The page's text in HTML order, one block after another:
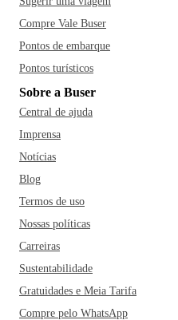
Compre Vale Buser
Pontos de embarque
Pontos turísticos
Sobre a Buser
Central de ajuda
Imprensa
Notícias
Blog
Termos de uso
Nossas políticas
Carreiras
Sustentabilidade
Gratuidades e Meia Tarifa
Compre pelo WhatsApp